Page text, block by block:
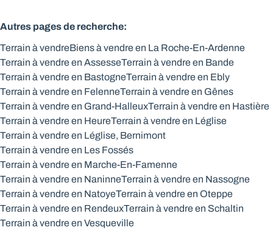
Max. budget
Chercher
Autres pages de recherche:
Terrain à vendreBiens à vendre en La Roche-En-Ardenne
Terrain à vendre en AssesseTerrain à vendre en Bande
Terrain à vendre en BastogneTerrain à vendre en Ebly
Terrain à vendre en FelenneTerrain à vendre en Gênes
Terrain à vendre en Grand-HalleuxTerrain à vendre en Hastière
Terrain à vendre en HeureTerrain à vendre en Léglise
Terrain à vendre en Léglise, Bernimont
Terrain à vendre en Les Fossés
Terrain à vendre en Marche-En-Famenne
Terrain à vendre en NaninneTerrain à vendre en Nassogne
Terrain à vendre en NatoyeTerrain à vendre en Oteppe
Terrain à vendre en RendeuxTerrain à vendre en Schaltin
Terrain à vendre en Vesqueville